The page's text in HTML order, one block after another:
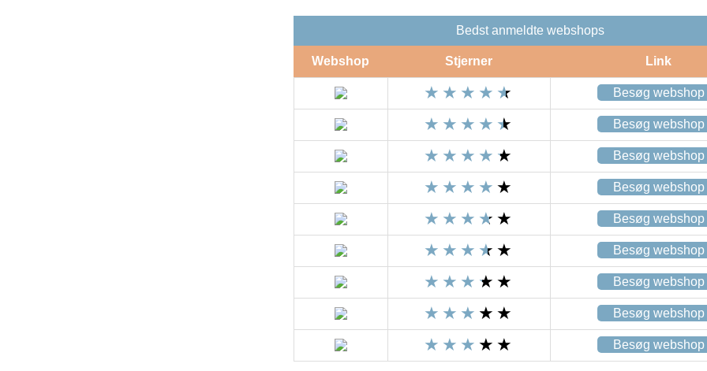
Bedst anmeldte webshops
Webshop Stjerner Link
Besøg webshop
Besøg webshop
Besøg webshop
Besøg webshop
Besøg webshop
Besøg webshop
Besøg webshop
Besøg webshop
Besøg webshop